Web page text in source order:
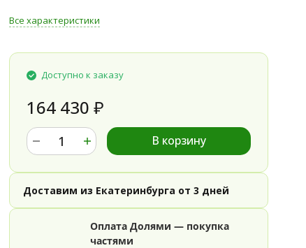
Все характеристики
Доступно к заказу
164 430₽
В корзину
Доставим из Екатеринбурга от 3 дней
Оплата Долями — покупка
частями